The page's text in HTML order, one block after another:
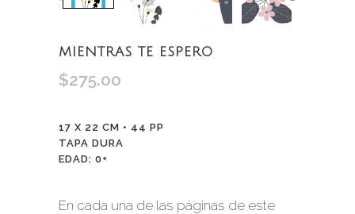
MIENTRAS TE ESPERO
$275.00
17 X 22 CM • 44 PP
TAPA DURA
EDAD: 0+
En cada una de las páginas de este